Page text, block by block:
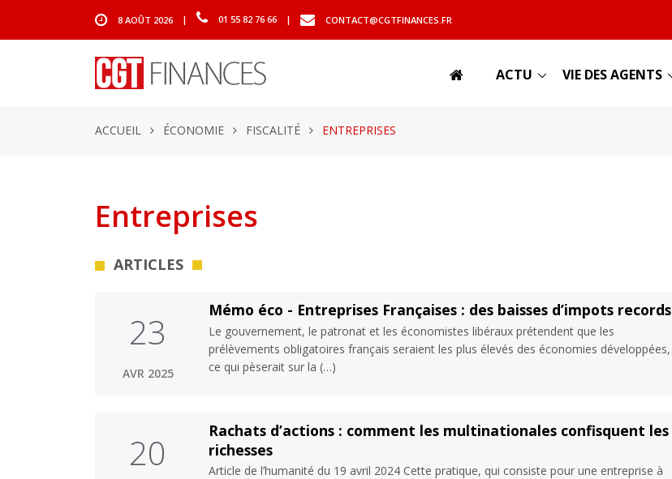
8 AOÛT 2026 | 01 55 82 76 66 | CONTACT@CGTFINANCES.FR
ACTU VIE DES AGENTS
ACCUEIL ÉCONOMIE FISCALITÉ ENTREPRISES
Entreprises
ARTICLES
23
AVR 2025
Mémo éco - Entreprises Françaises : des baisses d’impots records
Le gouvernement, le patronat et les économistes libéraux prétendent que les
prélèvements obligatoires français seraient les plus élevés des économies développées,
ce qui pèserait sur la (…)
20
Rachats d’actions : comment les multinationales confisquent les
richesses
Article de l’humanité du 19 avril 2024 Cette pratique, qui consiste pour une entreprise à